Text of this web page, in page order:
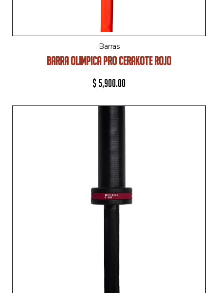
Barras
BARRA OLIMPICA PRO CERAKOTE ROJO
$ 5,900.00